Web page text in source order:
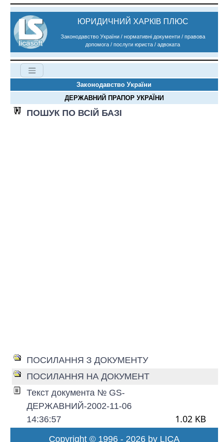
ЮРИДИЧНИЙ ХАРКІВ ПЛЮС
Законодавство України / нормативні документи / правова
допомога / послуги юриста / адвоката
Законодавство України
ДЕРЖАВНИЙ ПРАПОР УКРАЇНИ
ПОШУК ПО ВСІЙ БАЗІ
ПОСИЛАННЯ З ДОКУМЕНТУ
ПОСИЛАННЯ НА ДОКУМЕНТ
Текст документа № GS-
ДЕРЖАВНИЙ-2002-11-06
14:36:57
1.02 KB
Copyright © 1996 - 2026 by LICA